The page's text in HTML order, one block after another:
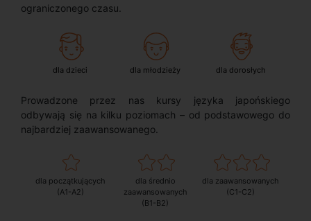
ograniczonego czasu.
dla dzieci dla młodzieży dla dorosłych
Prowadzone przez nas kursy języka japońskiego
odbywają się na kilku poziomach – od podstawowego do
najbardziej zaawansowanego.
dla początkujących
(A1-A2)
dla średnio
zaawansowanych
(B1-B2)
dla zaawansowanych
(C1-C2)